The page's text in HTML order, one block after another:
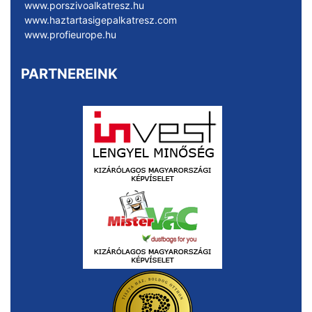
www.porszivoalkatresz.hu
www.haztartasigepalkatresz.com
www.profieurope.hu
PARTNEREINK